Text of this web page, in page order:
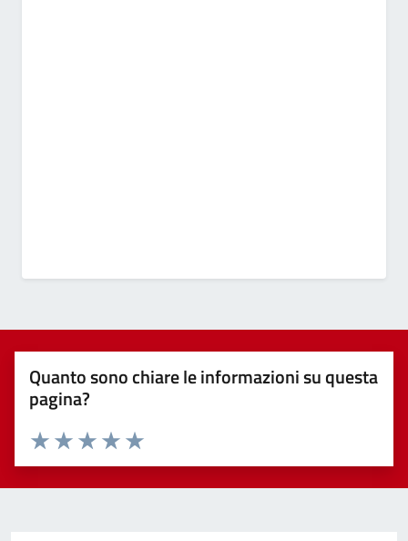
Quanto sono chiare le informazioni su questa
pagina?
Valuta 5 stelle su 5
Valuta 4 stelle su 5
Valuta 3 stelle su 5
Valuta 2 stelle su 5
Valuta 1 stelle su 5